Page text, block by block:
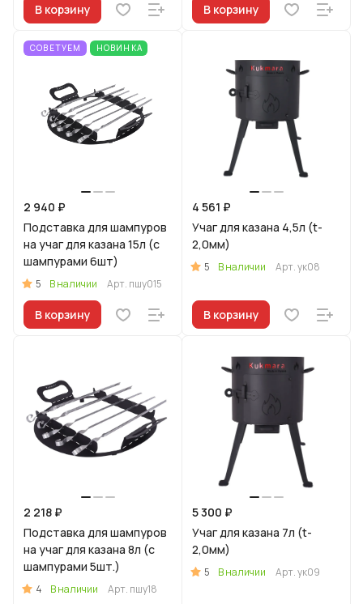
В корзину В корзину
СОВЕТУЕМ НОВИНКА
2 940 ₽
Подставка для шампуров
на учаг для казана 15л (с
шампурами 6шт)
5 В наличии Арт. пшу015
В корзину
4 561 ₽
Учаг для казана 4,5л (t-
2,0мм)
5 В наличии Арт.ук08
В корзину
2 218 ₽
Подставка для шампуров
на учаг для казана 8л (с
шампурами 5шт.)
4 В наличии Арт. пшу18
5 300 ₽
Учаг для казана 7л (t-
2,0мм)
5 В наличии Арт.ук09